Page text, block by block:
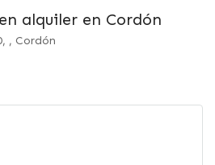
alquiler en Cordón
, Cordón